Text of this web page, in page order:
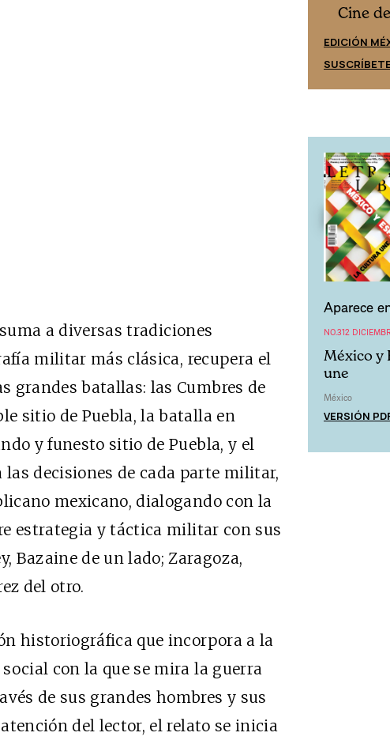
a diversas tradiciones
militar más clásica, recupera el
grandes batallas: las Cumbres de
sitio de Puebla, la batalla en
y funesto sitio de Puebla, y el
decisiones de cada parte militar,
mexicano, dialogando con la
estrategia y táctica militar con sus
Bazaine de un lado; Zaragoza,
del otro.
historiográfica que incorpora a la
con la que se mira la guerra
de sus grandes hombres y sus
del lector, el relato se inicia
Cine
EDICIÓN
Aparece
NO.312
México y
une
México
VERSIÓN